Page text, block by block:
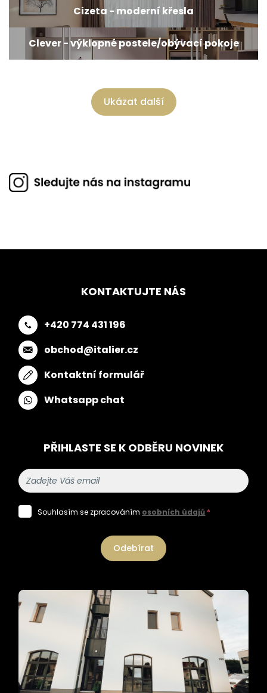
Cizeta - moderní křesla
Clever - výklopné postele/obývací pokoje
Ukázat další
KONTAKTUJTE NÁS
+420 774 431 196
obchod@italier.cz
Kontaktní formulář
Whatsapp chat
PŘIHLASTE SE K ODBĚRU NOVINEK
Souhlasím se zpracováním osobních údajů *
Odebírat